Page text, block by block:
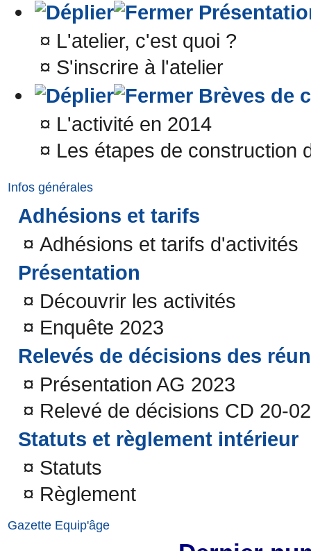
¤ L'atelier, c'est quoi ?
¤ S'inscrire à l'atelier
Brèves de
¤ L'activité en 2014
¤ Les étapes de construction
Infos générales
Adhésions et tarifs
¤ Adhésions et tarifs d'activités
Présentation
¤ Découvrir les activités
¤ Enquête 2023
Relevés de décisions des
¤ Présentation AG 2023
¤ Relevé de décisions CD 20-
Statuts et règlement intérieur
¤ Statuts
¤ Règlement
Gazette Equip'âge